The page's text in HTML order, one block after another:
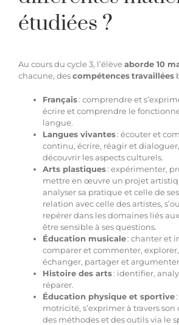
étudiées ?
Au cours du cycle 3, l’élèveaborde 10
chacune, descompétencestravaillées
Français: comprendre et
écrire et comprendre le
langue.
Langues vivantes: écouter et
continu, écrire, réagir et
découvrir les aspects culturels.
Arts plastiques: expérimenter,
mettre en œuvre un projet
analyser sa pratique et celle de
relation avec celle des artistes,
repérer dans les domaines liés
être sensible à ses questions.
Éducation musicale: chanter et
comparer et commenter,
échanger, partager et
Histoire des arts: identifier,
réparer.
Éducation physique et sportive
motricité, s’exprimer à travers son
des méthodes et des outils via le